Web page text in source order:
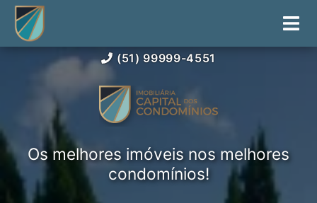
(51) 99999-4551
Os melhores imóveis nos melhores
condomínios!